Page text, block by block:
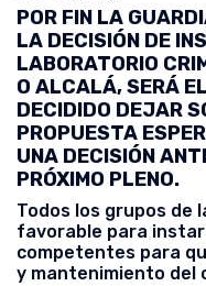
POR FIN LA
LA DECISIÓN DE
LABORATORIO
O ALCALÁ, SERÁ
DECIDIDO DEJAR
PROPUESTA
UNA DECISIÓN
PRÓXIMO PLENO.
Todos los grupos de
favorable para
competentes para
y mantenimiento del